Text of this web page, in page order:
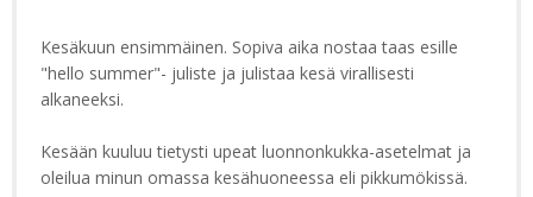
Kesäkuun ensimmäinen. Sopiva aika nostaa taas esille
"hello summer"- juliste ja julistaa kesä virallisesti
alkaneeksi.
Kesään kuuluu tietysti upeat luonnonkukka-asetelmat ja
oleilua minun omassa kesähuoneessa eli pikkumökissä.